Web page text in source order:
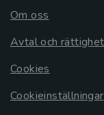
Om oss
Avtal och
Cookies
Cookieinställningar